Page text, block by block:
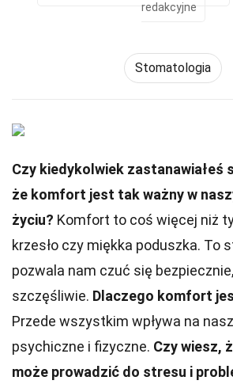
redakcyjne
Stomatologia
Czy kiedykolwiek zastanawiałeś
że komfort jest tak ważny w
życiu? Komfort to coś więcej niż
krzesło czy miękka poduszka. To
pozwala nam czuć się
szczęśliwie. Dlaczego komfort
Przede wszystkim wpływa na
psychiczne i fizyczne. Czy wiesz,
może prowadzić do stresu i